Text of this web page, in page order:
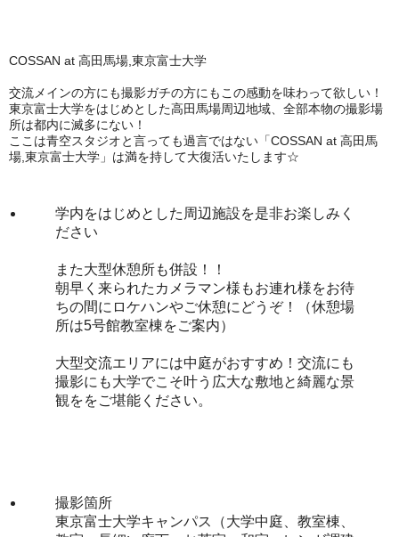
COSSAN at 高田馬場,東京富士大学
交流メインの方にも撮影ガチの方にもこの感動を味わって欲しい！
東京富士大学をはじめとした高田馬場周辺地域、全部本物の撮影場
所は都内に滅多にない！
ここは青空スタジオと言っても過言ではない「COSSAN at 高田馬
場,東京富士大学」は満を持して大復活いたします☆
学内をはじめとした周辺施設を是非お楽しみく
ださい
また大型休憩所も併設！！
朝早く来られたカメラマン様もお連れ様をお待
ちの間にロケハンやご休憩にどうぞ！（休憩場
所は5号館教室棟をご案内）
大型交流エリアには中庭がおすすめ！交流にも
撮影にも大学でこそ叶う広大な敷地と綺麗な景
観ををご堪能ください。
撮影箇所
東京富士大学キャンパス（大学中庭、教室棟、